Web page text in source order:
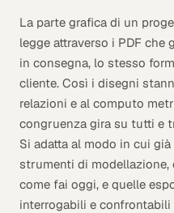
La parte grafica di un
legge attraverso i PDF che
in consegna, lo stesso
cliente. Così i disegni
relazioni e al computo
congruenza gira su tutti e
Si adatta al modo in cui
strumenti di modellazione,
come fai oggi, e quelle
interrogabili e